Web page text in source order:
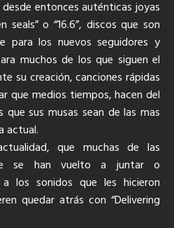
entonces auténticas joyas
seals” o “16.6”, discos que son
para los nuevos seguidores y
muchos de los que siguen el
su creación, canciones rápidas
que medios tiempos, hacen del
sus musas sean de las mas
actual.
que muchas de las
se han vuelto a juntar o
los sonidos que les hicieron
quedar atrás con “Delivering